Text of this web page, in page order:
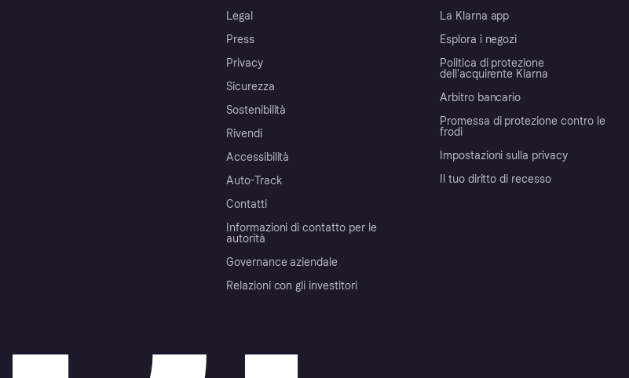
Legal
Press
Privacy
Sicurezza
Sostenibilità
Rivendi
Accessibilità
Auto-Track
Contatti
Informazioni di contatto per le
autorità
Governance aziendale
Relazioni con gli investitori
La Klarna app
Esplora i negozi
Politica di protezione
dell'acquirente Klarna
Arbitro bancario
Promessa di protezione contro le
frodi
Impostazioni sulla privacy
Il tuo diritto di recesso